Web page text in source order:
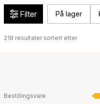
hjem og offentlige miljøer. Hva
Filter På lager
218 resultater sortert etter
Bestillingsvare